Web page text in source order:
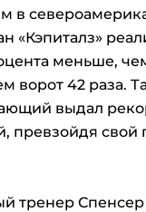
в
«Кэпиталз»
меньше,
ворот 42 раза.
выдал
превзойдя свой
тренер